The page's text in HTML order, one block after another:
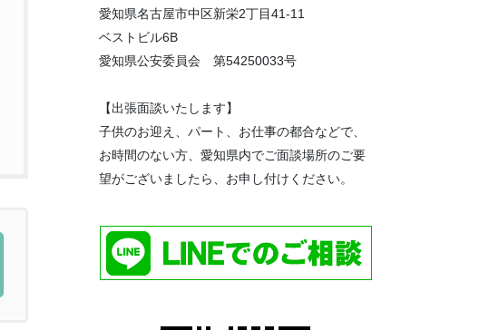
愛知県名古屋市中区新栄2丁目41-11
ベストビル6B
愛知県公安委員会 第54250033号
【出張面談いたします】
子供のお迎え、パート、お仕事の都合などで、
お時間のない方、愛知県内でご面談場所のご要
望がございましたら、お申し付けください。